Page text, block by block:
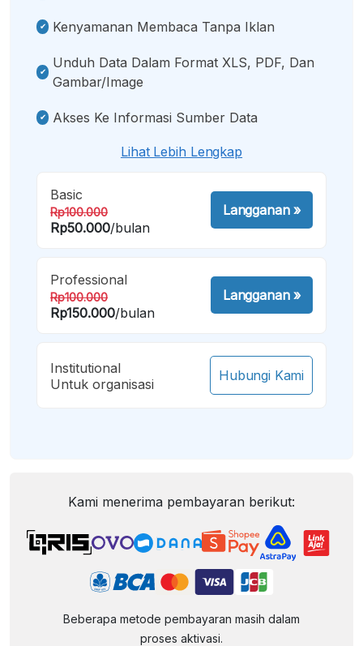
Kenyamanan Membaca Tanpa Iklan
Unduh Data Dalam Format XLS, PDF, Dan
Gambar/image
Akses Ke Informasi Sumber Data
Lihat Lebih Lengkap
Basic
Rp100.000
Rp50.000/bulan
Langganan»
Professional
Rp100.000
Rp150.000/bulan
Langganan»
Institutional
Untuk organisasi
Hubungi Kami
Kami menerima pembayaran berikut:
Beberapa metode pembayaran masih dalam
proses aktivasi.